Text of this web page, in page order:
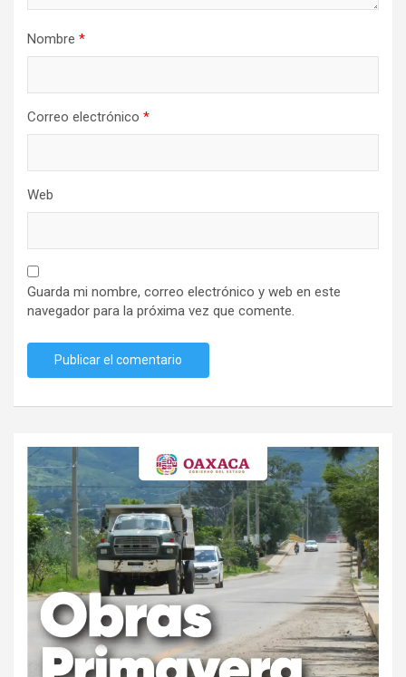
Nombre *
Correo electrónico *
Web
Guarda mi nombre, correo electrónico y web en este
navegador para la próxima vez que comente.